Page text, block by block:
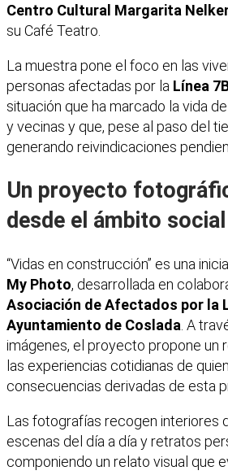
Centro Cultural Margarita
su Café Teatro.
La muestra pone el foco en las
personas afectadas por la Línea
situación que ha marcado la vida
y vecinas y que, pese al paso del
generando reivindicaciones
Un proyecto
desde el ámbito
“Vidas en construcción” es una
My Photo, desarrollada en
Asociación de Afectados por la
Ayuntamiento de Coslada . A
imágenes, el proyecto propone un
las experiencias cotidianas de
consecuencias derivadas de esta
Las fotografías recogen interiores
escenas del día a día y retratos
componiendo un relato visual que